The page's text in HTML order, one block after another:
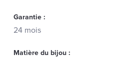
Garantie :
24 mois
Matière du bijou :